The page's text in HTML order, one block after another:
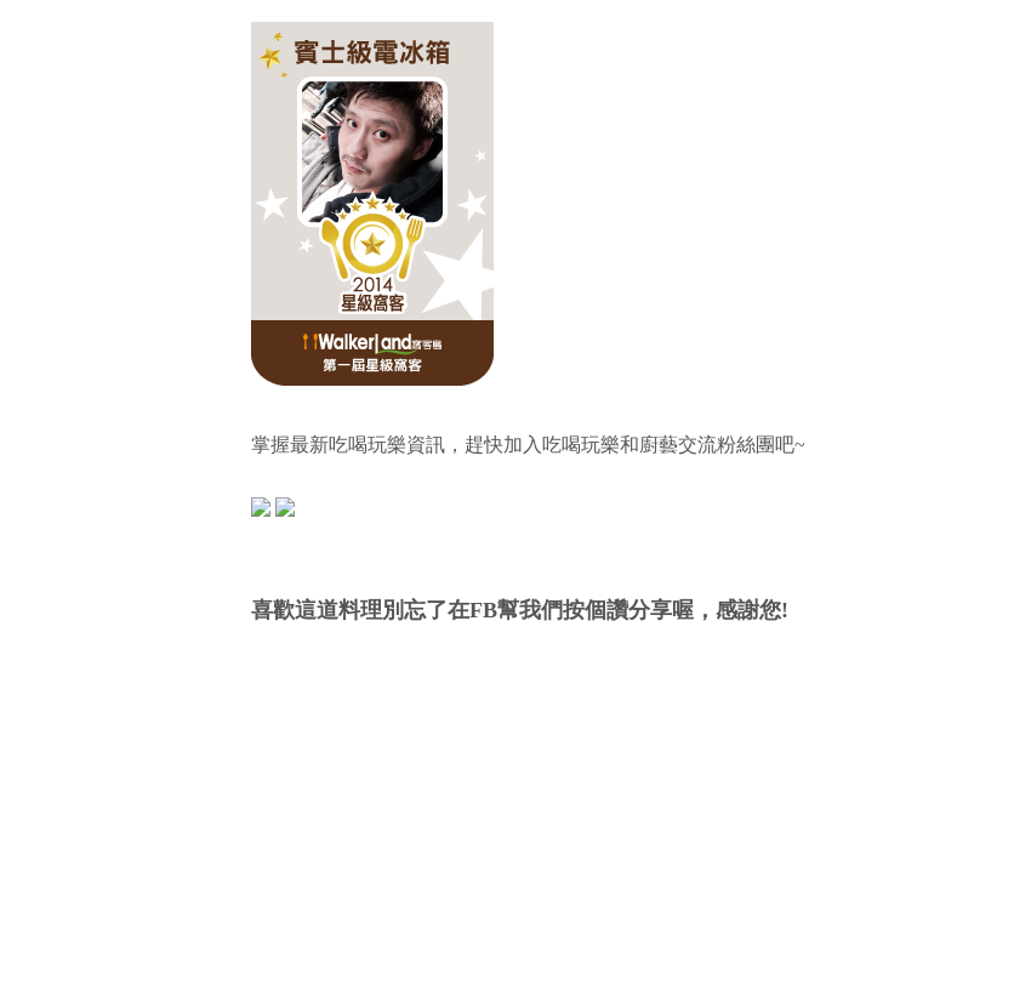
掌握最新吃喝玩樂資訊，趕快加入吃喝玩樂和廚藝交流粉絲團吧~
喜歡這道料理別忘了在FB幫我們按個讚分享喔，感謝您!